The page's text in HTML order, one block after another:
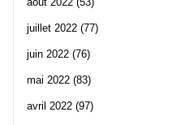
juillet 2022 (77)
juin 2022 (76)
mai 2022 (83)
avril 2022 (97)